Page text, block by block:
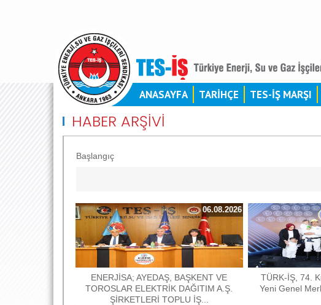
ANASAYFA TARİHÇE TES-İŞ MARŞI
HABER ARŞİVİ
Başlangıç
06.08.2026
ENERJİSA; AYEDAŞ, BAŞKENT VE
TOROSLAR ELEKTRİK DAĞITIM A.Ş.
ŞİRKETLERİ TOPLU İŞ...
TÜRK-İŞ, 74.
Yeni Genel